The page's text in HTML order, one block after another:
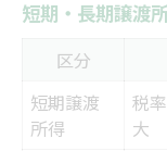
短期・長期譲渡
区分
短期譲渡
所得
税
大